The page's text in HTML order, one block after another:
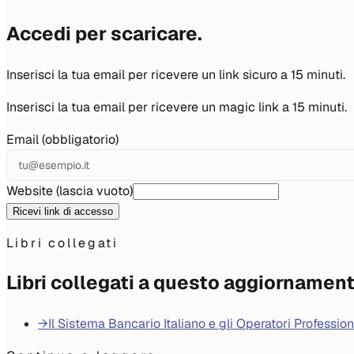
Accedi per scaricare.
Inserisci la tua email per ricevere un link sicuro a 15 minuti.
Inserisci la tua email per ricevere un magic link a 15 minuti.
Email (obbligatorio)
Website (lascia vuoto)
Ricevi link di accesso
Libri collegati
Libri collegati a questo
→Il Sistema Bancario Italiano e gli Operatori